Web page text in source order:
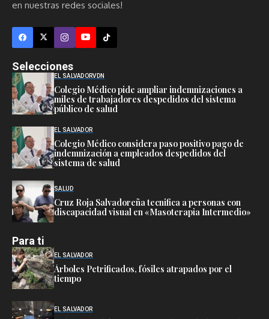
en nuestras redes sociales!
Selecciones
EL SALVADORVDN
Colegio Médico pide ampliar indemnizaciones a
miles de trabajadores despedidos del sistema
público de salud
EL SALVADOR
Colegio Médico considera paso positivo pago de
indemnización a empleados despedidos del
sistema de salud
SALUD
Cruz Roja Salvadoreña tecnifica a personas con
discapacidad visual en «Masoterapia Intermedio»
Para ti
EL SALVADOR
Árboles Petrificados, fósiles atrapados por el
tiempo
EL SALVADOR